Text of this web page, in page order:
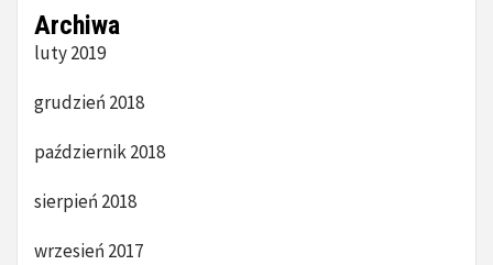
Archiwa
luty 2019
grudzień 2018
październik 2018
sierpień 2018
wrzesień 2017